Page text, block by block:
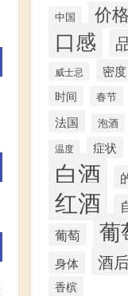
中国 价格
口感
威士忌
密度
时间 春节
法国 泡酒
温度 症状
白酒
红酒
葡萄 葡
身体 酒
香槟